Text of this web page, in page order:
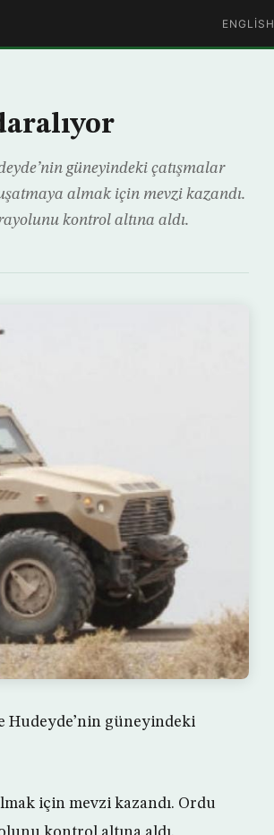
ENGLISH
güneyindeki çatışmalar
almak için mevzi kazandı.
kontrol altına aldı.
Hudeyde’nin güneyindeki
için mevzi kazandı. Ordu